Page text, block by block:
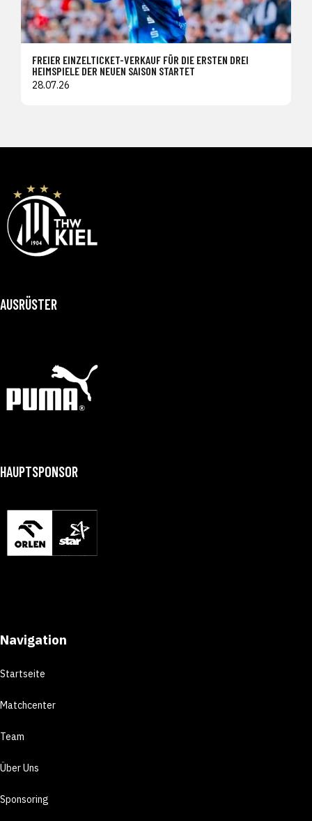
FREIER EINZELTICKET-VERKAUF FÜR DIE ERSTEN DREI
HEIMSPIELE DER NEUEN SAISON STARTET
28.07.26
AUSRÜSTER
HAUPTSPONSOR
Navigation
Startseite
Matchcenter
Team
Über Uns
Sponsoring